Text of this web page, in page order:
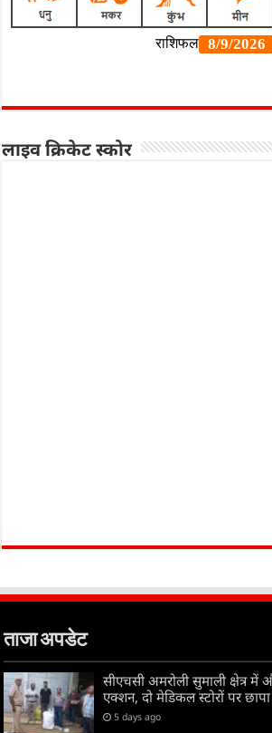
लाइव क्रिकेट स्कोर
ताजा अपडेट
सीएचसी अमरोली सुमाली क्षेत्र में
एक्शन, दो मेडिकल स्टोरों पर छापा
5 days ago